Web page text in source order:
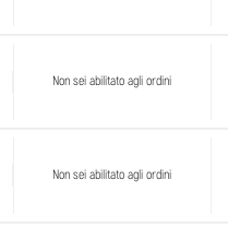
Non sei abilitato agli ordini
Non sei abilitato agli ordini